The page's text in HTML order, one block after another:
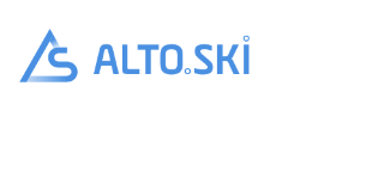
Alto.Ski